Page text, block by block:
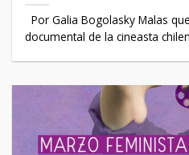
Por Galia Bogolasky Malas
documental de la cineasta